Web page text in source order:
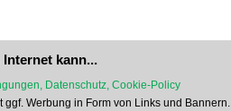
kann...
Datenschutz, Cookie-Policy
Werbung in Form von Links und Bannern.